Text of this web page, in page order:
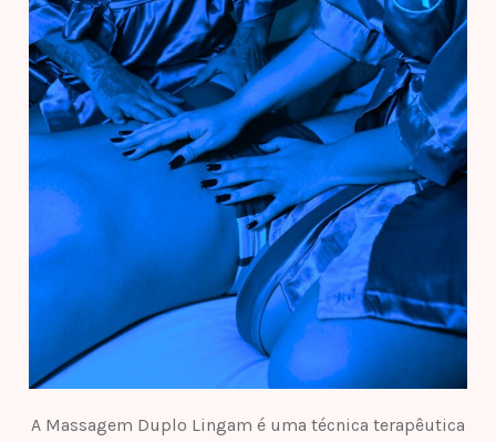
A Massagem Duplo Lingam é uma técnica terapêutica